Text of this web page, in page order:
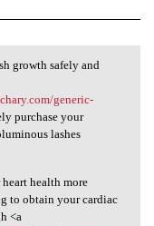
growth safely and
generic-
purchase your
lashes
health more
to obtain your cardiac
<a